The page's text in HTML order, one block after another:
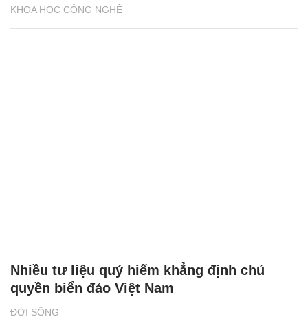
KHOA HỌC CÔNG NGHỆ
ĐỜI SỐNG
Nhiều tư liệu quý hiếm khẳng định chủ
quyền biển đảo Việt Nam